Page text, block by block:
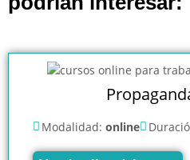
Modalidad: online